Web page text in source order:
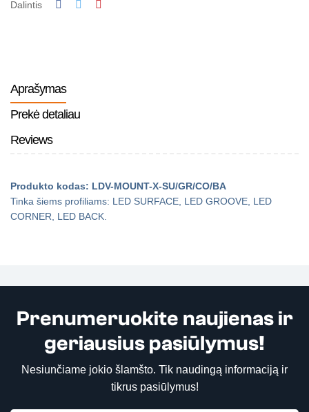
Dalintis
Aprašymas
Prekė detaliau
Reviews
Produkto kodas: LDV-MOUNT-X-SU/GR/CO/BA
Tinka šiems profiliams: LED SURFACE, LED GROOVE, LED
CORNER, LED BACK.
Prenumeruokite naujienas ir
geriausius pasiūlymus!
Nesiunčiame jokio šlamšto. Tik naudingą informaciją ir
tikrus pasiūlymus!